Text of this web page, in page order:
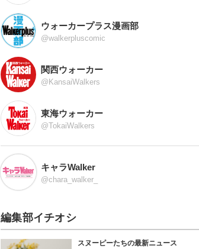
ウォーカープラス漫画部
@walkerpluscomic
関西ウォーカー
@KansaiWalkers
東海ウォーカー
@TokaiWalkers
キャラWalker
@chara_walker_
編集部イチオシ
スヌーピーたちの最新ニュース